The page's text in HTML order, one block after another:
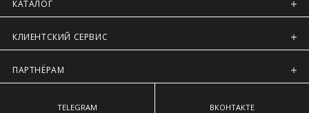
КАТАЛОГ
КЛИЕНТСКИЙ СЕРВИС
ПАРТНЁРАМ
TELEGRAM ВКОНТАКТЕ
Регионы России, Московская обл., Ленинградская обл.
Intellect Money.